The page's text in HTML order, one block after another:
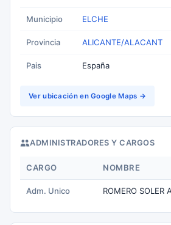
Municipio ELCHE
Provincia ALICANTE/ALACANT
Pais España
Ver ubicación en Google Maps →
ADMINISTRADORES Y CARGOS
CARGO NOMBRE
Adm. Unico ROMERO SOLER